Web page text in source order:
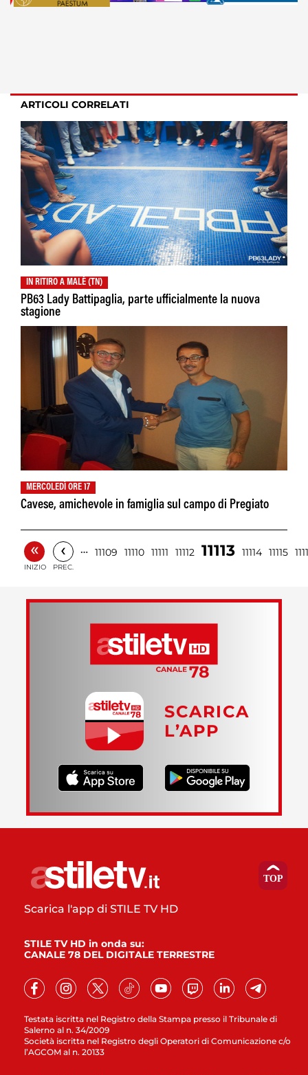
ARTICOLI CORRELATI
IN RITIRO A MALÈ (TN)
PB63 Lady Battipaglia, parte ufficialmente la nuova
stagione
MERCOLEDÌ ORE 17
Cavese, amichevole in famiglia sul campo di Pregiato
«
INIZIO
‹
PREC.
… 11109 11110 11111 11112 11113 11114 11115
SCARICA
L’APP
Testata iscritta nel Registro della Stampa presso il Tribunale di
Salerno al n. 34/2009
Società iscritta nel Registro degli Operatori di Comunicazione c/o
l’AGCOM al n. 20133
Scarica l'app di STILE TV HD
STILE TV HD in onda su:
CANALE 78 DEL DIGITALE TERRESTRE